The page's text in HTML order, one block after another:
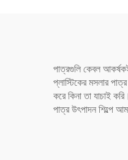
পাত্রগুলি কেবল
প্লাস্টিকের মসলার
করে কিনা তা যাচাই
পাত্র উৎপাদন শিল্পে